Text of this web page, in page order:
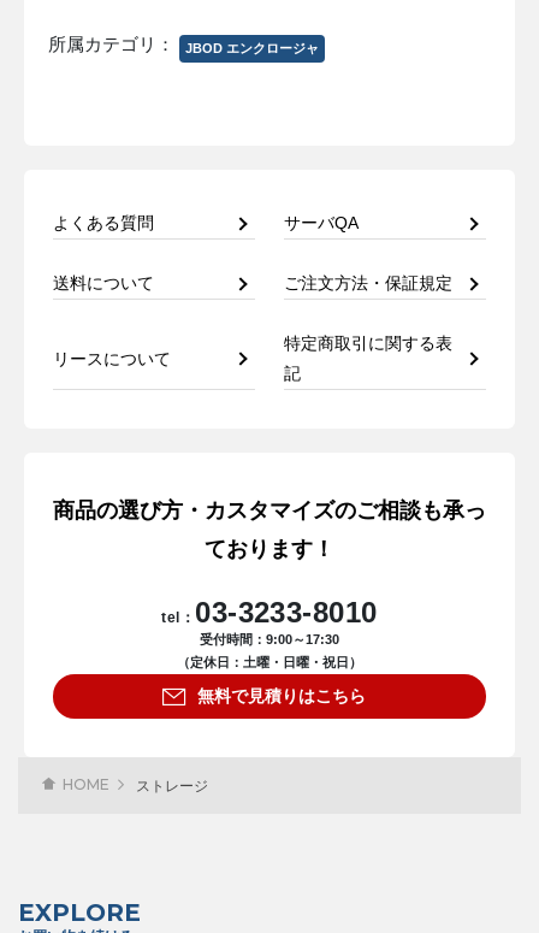
所属カテゴリ： JBOD エンクロージャ
よくある質問 サーバQA
送料について ご注文方法・保証規定
リースについて
特定商取引に関する表
記
商品の選び方・カスタマイズのご相談も承っ
ております！
tel： 03-3233-8010
受付時間：9:00～17:30
（定休日：土曜・日曜・祝日）
無料で見積りはこちら
HOME ストレージ
EXPLORE